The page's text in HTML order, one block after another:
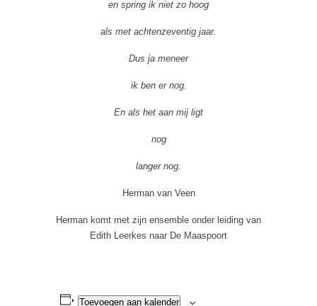
en spring ik niet zo hoog
als met achtenzeventig jaar.
Dus ja meneer
ik ben er nog.
En als het aan mij ligt
nog
langer nog.
Herman van Veen
Herman komt met zijn ensemble onder leiding van
Edith Leerkes naar De Maaspoort
Toevoegen aan kalender